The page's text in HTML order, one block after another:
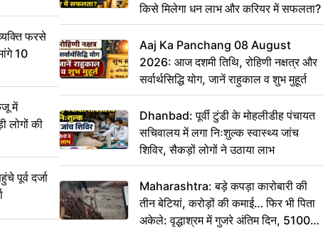
फरसे
10
में
लोगों की
पूर्व दर्जा
किसे मिलेगा धन लाभ और करियर में सफलता?
Aaj Ka Panchang 08 August
2026: आज दशमी तिथि, रोहिणी नक्षत्र और
सर्वार्थसिद्धि योग, जानें राहुकाल व शुभ मुहूर्त
Dhanbad: पूर्वी टुंडी के मोहलीडीह पंचायत
सचिवालय में लगा निःशुल्क स्वास्थ्य जांच
शिविर, सैकड़ों लोगों ने उठाया लाभ
Maharashtra: बड़े कपड़ा कारोबारी की
तीन बेटियां, करोड़ों की कमाई… फिर भी पिता
अकेले: वृद्धाश्रम में गुजरे अंतिम दिन, 5100